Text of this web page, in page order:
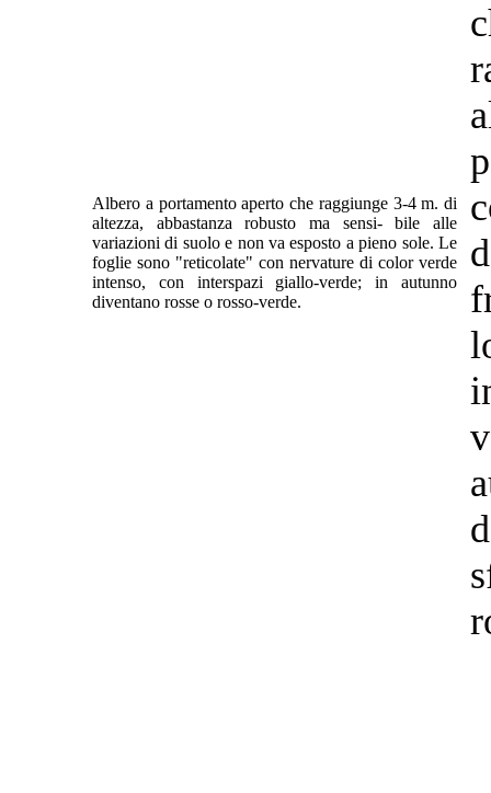
Albero a portamento aperto che raggiunge 3-4 m. di
altezza, abbastanza robusto ma sensi- bile alle
variazioni di suolo e non va esposto a pieno sole. Le
foglie sono "reticolate" con nervature di color verde
intenso, con interspazi giallo-verde; in autunno
diventano rosse o rosso-verde.